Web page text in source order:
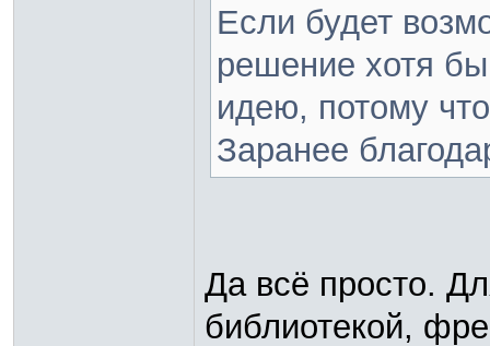
Если будет
решение хотя
идею, потому
Заранее
Да всё просто.
библиотекой,